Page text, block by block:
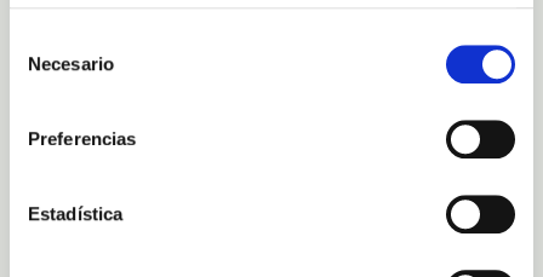
Necesario
Preferencias
Estadística
Telefon: (+34) 638388593.
EIGENSCHAFTEN UND DIENSTLEISTUNGEN